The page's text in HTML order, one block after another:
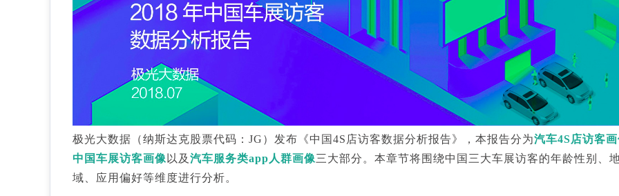
极光大数据（纳斯达克股票代码：JG）发布《中国4S店访客数据分析报告》，本报告分为汽车4S店访客
中国车展访客画像 以及 汽车服务类app人群画像三大部分。本章节将围绕中国三大车展访客的年龄性别、
域、应用偏好等维度进行分析。